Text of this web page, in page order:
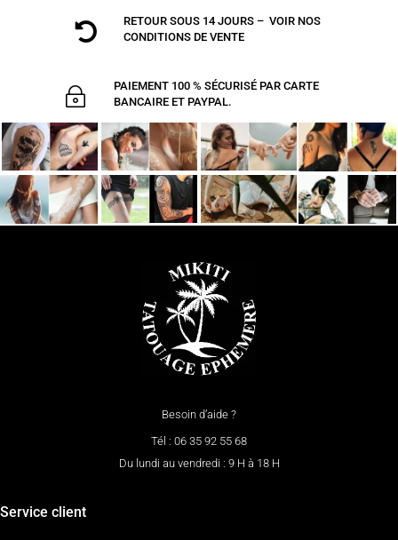

RETOUR SOUS 14 JOURS – VOIR NOS
CONDITIONS DE VENTE
~
PAIEMENT 100 % SÉCURISÉ PAR CARTE
BANCAIRE ET PAYPAL.
Besoin d’aide ?
Tél : 06 35 92 55 68
Du lundi au vendredi : 9 H à 18 H
Service client